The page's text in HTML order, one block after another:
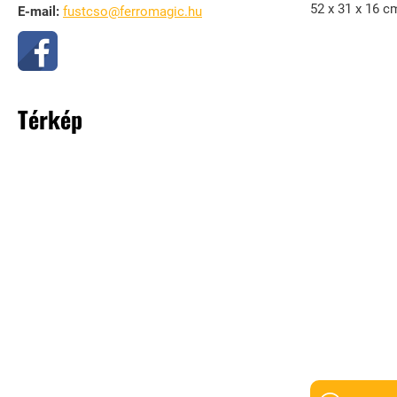
E-mail: fustcso@ferromagic.hu
Térkép
52 x 31 x 16